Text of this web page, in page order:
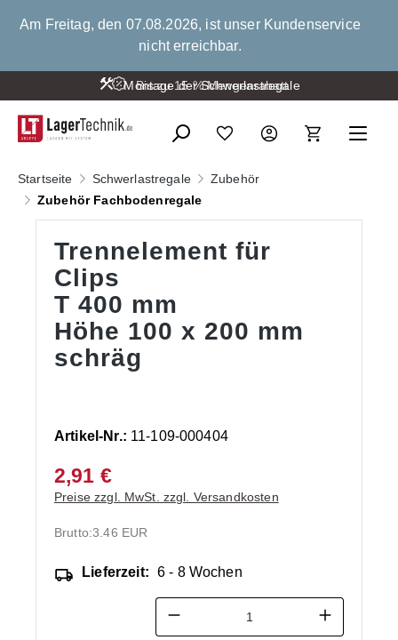
springen
Am Freitag, den 07.08.2026, ist unser Kundenservice
nicht erreichbar.
Bis zu 15 % Mengenrabatt
Montage der Schwerlastregale
Startseite Schwerlastregale
Zubehör
Zubehör Fachbodenregale
Trennelement für
Clips
T 400 mm
Höhe 100 x 200 mm
schräg
Artikel-Nr.: 11-109-000404
2,91 €
Preise zzgl. MwSt. zzgl. Versandkosten
Brutto:3.46 EUR
Lieferzeit: 6 - 8 Wochen
Produkt Anzahl: Gib den